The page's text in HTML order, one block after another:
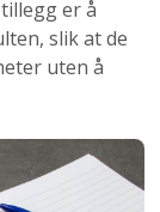
er å
slik at de
uten å